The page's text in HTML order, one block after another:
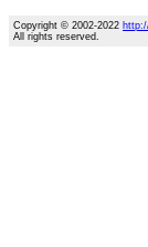
Copyright © 2002-2022
All rights reserved.